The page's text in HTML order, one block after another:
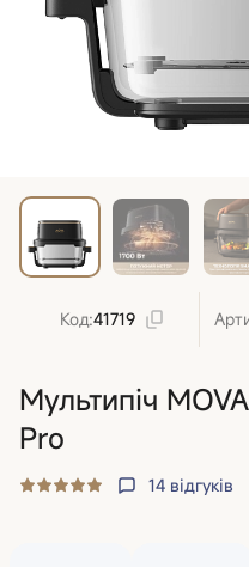
Код:41719
Мультипіч
Pro
14 відгуків